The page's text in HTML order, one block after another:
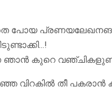
പോയ
ഞാൻ കുറെ
വിറകിൽ തീ